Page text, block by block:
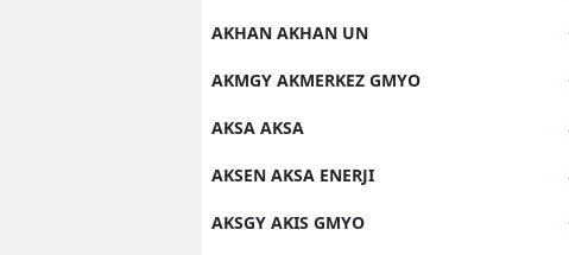
AKHAN AKHAN UN
AKMGY AKMERKEZ GMYO
AKSA AKSA
AKSEN AKSA ENERJI
AKSGY AKIS GMYO